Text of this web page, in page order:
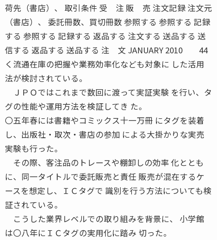
荷先（書店）、 取引条件 受 注 販 売 注文記録 注文元
（書店）、 委託冊数、買切冊数 参照する 参照する 記録
する 参照する 記録する 返品する 注文する 送品する 送
信する 返品する 送品する 注 文 JANUARY 2010 44
く流通在庫の把握や業務効率化なども対象に した活用
法が検討されている。
ＪＰＯではこれまで数回に渡って実証実験 を行い、タ
グの性能や運用方法を検証してき た。
〇五年春には書籍やコミックス十一万冊 にタグを装着
し、出版社・取次・書店の参加 による大掛かりな実売
実験も行った。
その際、客注品のトレースや棚卸しの効率 化ととも
に、同一タイトルで委託販売と責任 販売が混在するケ
ースを想定し、ＩＣタグで 識別を行う方法についても検
証されている。
こうした業界レベルでの取り組みを背景に、 小学館
は〇八年にＩＣタグの実用化に踏み 切った。